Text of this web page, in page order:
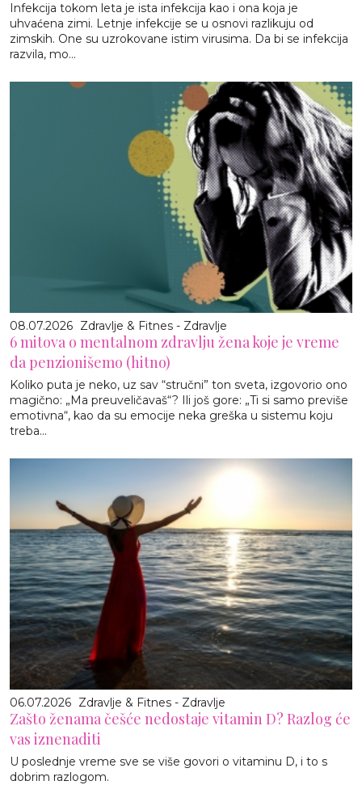
Infekcija tokom leta je ista infekcija kao i ona koja je
uhvaćena zimi. Letnje infekcije se u osnovi razlikuju od
zimskih. One su uzrokovane istim virusima. Da bi se infekcija
razvila, mo...
08.07.2026 Zdravlje & Fitnes - Zdravlje
6 mitova o mentalnom zdravlju žena koje je vreme
da penzionišemo (hitno)
Koliko puta je neko, uz sav “stručni” ton sveta, izgovorio ono
magično: „Ma preuveličavaš“? Ili još gore: „Ti si samo previše
emotivna“, kao da su emocije neka greška u sistemu koju
treba...
06.07.2026 Zdravlje & Fitnes - Zdravlje
Zašto ženama češće nedostaje vitamin D? Razlog će
vas iznenaditi
U poslednje vreme sve se više govori o vitaminu D, i to s
dobrim razlogom.